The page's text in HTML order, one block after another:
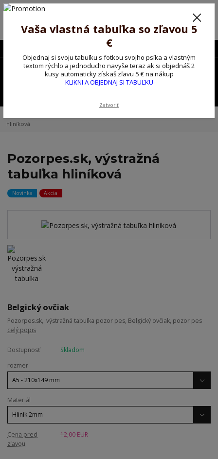
Poprosíme ctených zákazníkov o trpezlivosť, v tomto období máme
Preto sme Vám pripravili malý darček ako ospravedlnenie.
!!! ZĽAVA 5€ na PRVÚ objednávku nad 30€ s kódom pozorpes5 !!!
0,00 EUR
hliníková
Pozorpes.sk, výstražná
tabuľka hliníková
Novinka Akcia
Belgický ovčiak
Pozorpes.sk, výstražná tabuľka pozor pes, Belgický ovčiak, pozor pes
celý popis
Dostupnosť
Skladom
rozmer
Materiál
Cena pred
zľavou
12,00 EUR
Vaša vlastná tabuľka so zľavou 5
€
Objednaj si svoju tabuľku s fotkou svojho psíka a vlastným
textom rýchlo a jednoducho navyše teraz ak si objednáš 2
kusy automaticky získaš zľavu 5 € na nákup
KLIKNI A OBJEDNAJ SI TABUĽKU
Zatvoriť